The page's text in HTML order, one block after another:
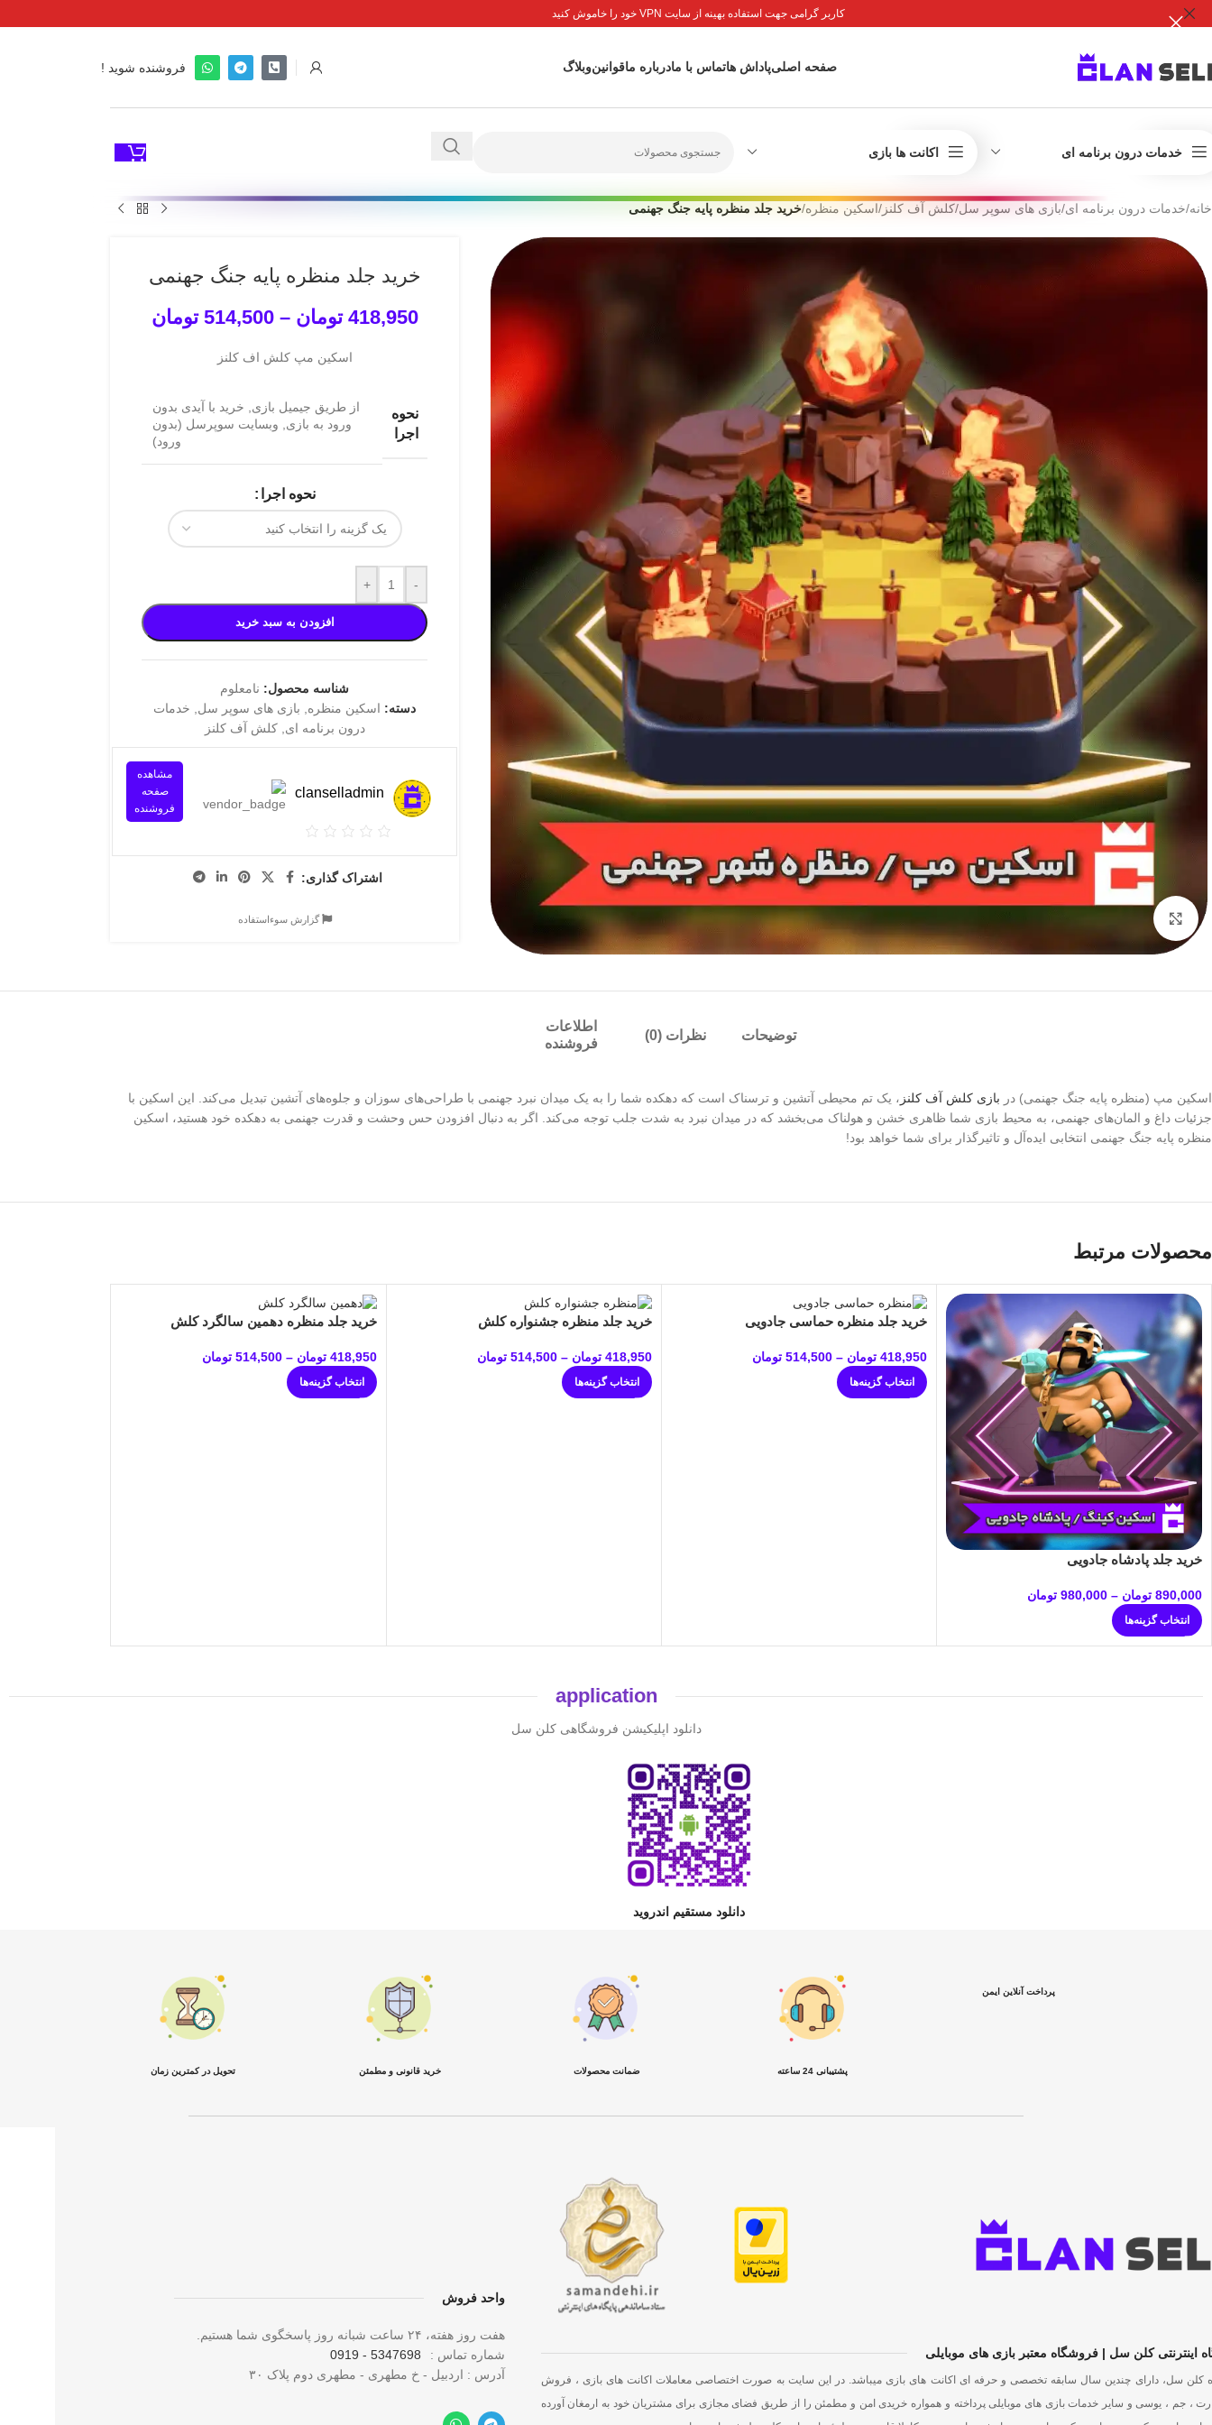
کاربر گرامی جهت استفاده بهینه از سایت VPN خود را خاموش کنید
صفحه اصلیپاداش هاتماس با مادرباره ماقوانینوبلاگ فروشنده شوید !
خدمات درون برنامه ای اکانت ها بازی
خانه/خدمات درون برنامه ای/بازی های سوپر سل/کلش آف کلنز /اسکین منظره/خرید جلد منظره پایه جنگ جهنمی
خرید جلد منظره پایه جنگ جهنمی
418,950 تومان –
514,500 تومان
اسکین مپ کلش اف کلنز
نحوه
اجرا
از طریق جیمیل بازی
خرید با آیدی بدون
ورود به بازی
وبسایت سوپرسل (بدون
ورود)
نحوه اجرا
-
+
افزودن به سبد خرید
شناسه محصول: نامعلوم
دسته: اسکین منظره بازی های سوپر سل
خدمات
درون برنامه ای کلش آف کلنز
clanselladmin
مشاهده
صفحه
فروشنده
اشتراک گذاری:
گزارش سوءاستفاده
توضیحات نظرات (0)
اطلاعات
فروشنده
اسکین مپ (منظره پایه جنگ جهنمی) در بازی کلش آف کلنز ، یک تم محیطی آتشین و ترسناک است که دهکده شما را به یک میدان نبرد جهنمی با طراحی‌های سوزان و جلوه‌های آتشین تبدیل می‌کند. این اسکین با
جزئیات داغ و المان‌های جهنمی، به محیط بازی شما ظاهری خشن و هولناک می‌بخشد که در میدان نبرد به شدت جلب توجه می‌کند. اگر به دنبال افزودن حس وحشت و قدرت جهنمی به دهکده خود هستید، اسکین
منظره پایه جنگ جهنمی انتخابی ایده‌آل و تاثیرگذار برای شما خواهد بود!
محصولات مرتبط
خرید جلد پادشاه جادویی
890,000 تومان –
980,000 تومان
انتخاب گزینه‌ها
خرید جلد منظره حماسی جادویی
418,950 تومان –
514,500 تومان
انتخاب گزینه‌ها
خرید جلد منظره جشنواره کلش
418,950 تومان –
514,500 تومان
انتخاب گزینه‌ها
خرید جلد منظره دهمین سالگرد کلش
418,950 تومان –
514,500 تومان
انتخاب گزینه‌ها
application
دانلود اپلیکیشن فروشگاهی کلن سل
دانلود مستقیم اندروید
پرداخت آنلاین ایمن
پشتیبانی 24 ساعته ضمانت محصولات خرید قانونی و مطمئن تحویل در کمترین زمان
اینترنتی کلن سل | فروشگاه معتبر بازی های موبایلی
کلن سل، دارای چندین سال سابقه تخصصی و حرفه ای اکانت های بازی میباشد. در این سایت به صورت اختصاصی معاملات اکانت های بازی ، فروش
، جم ، یوسی و سایر خدمات بازی های موبایلی پرداخته و همواره خریدی امن و مطمئن را از طریق فضای مجازی برای مشتریان خود به ارمغان آورده
واحد فروش
هفت روز هفته، ۲۴ ساعت شبانه‌ روز پاسخگوی شما هستیم.
شماره تماس :
5347698 - 0919
آدرس : اردبیل - خ مطهری - مطهری دوم پلاک ۳۰